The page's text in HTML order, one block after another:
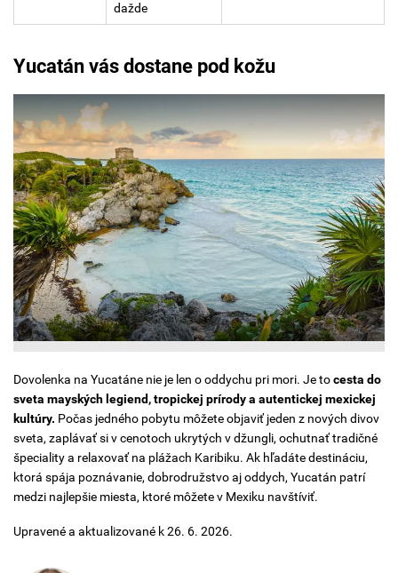
dažde
Yucatán vás dostane pod kožu
Dovolenka na Yucatáne nie je len o oddychu pri mori. Je tocesta do
sveta mayských legiend, tropickej prírody a autentickej mexickej
kultúry. Počas jedného pobytu môžete objaviť jeden z nových divov
sveta, zaplávať si v cenotoch ukrytých v džungli, ochutnať tradičné
špeciality a relaxovať na plážach Karibiku. Ak hľadáte destináciu,
ktorá spája poznávanie, dobrodružstvo aj oddych, Yucatán patrí
medzi najlepšie miesta, ktoré môžete v Mexiku navštíviť.
Upravené a aktualizované k 26. 6. 2026.